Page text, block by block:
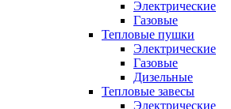
Электрические
Газовые
Тепловые пушки
Электрические
Газовые
Дизельные
Тепловые завесы
Электрические